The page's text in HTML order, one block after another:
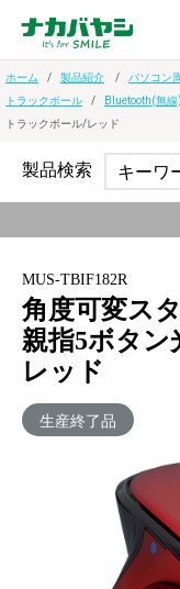
ホーム 製品紹介 パソコン
トラックボール
Bluetooth(無線)
トラックボール/レッド
MUS-TBIF182R
角度可変ス
親指5ボタ
レッド
生産終了品
製品検索